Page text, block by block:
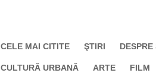
CELE MAI CITITE ŞTIRI DESPRE
CULTURĂ URBANĂ ARTE FILM